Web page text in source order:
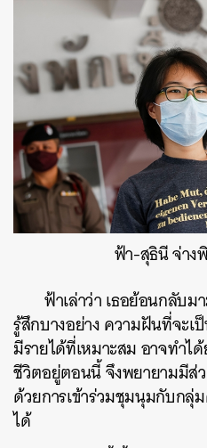
ฟ้า-สุธินี จ่า
ฟ้าเล่าว่า เธอย้อนกลับม
รู้สึกบางอย่าง ความฝันที่จะ
มีรายได้ที่เหมาะสม อาจทำไ
ชีวิตอยู่ตอนนี้ จึงพยายามมีส่
ด้วยการเข้าร่วมชุมนุมกับกลุ่
ได้